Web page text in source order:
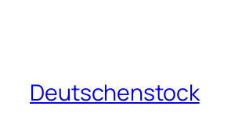
Deutschenstock